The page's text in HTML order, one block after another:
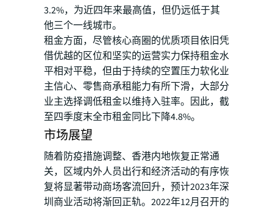
3.2%，为近四年来最高值，但仍远低于其
他三个一线城市。
租金方面，尽管核心商圈的优质项目依旧凭
借优越的区位和坚实的运营实力保持租金水
平相对平稳，但由于持续的空置压力软化业
主信心、零售商承租能力有所下滑，大部分
业主选择调低租金以维持入驻率。因此，截
至四季度末全市租金同比下降4.8%。
市场展望
随着防疫措施调整、香港内地恢复正常通
关，区域内外人员出行和经济活动的有序恢
复将显著带动商场客流回升，预计2023年深
圳商业活动将渐回正轨。2022年12月召开的